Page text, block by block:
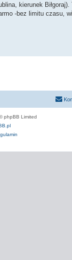
kierunek Biłgoraj).
-bez limitu czasu,
phpBB Limited